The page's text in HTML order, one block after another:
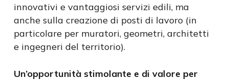
innovativi e vantaggiosi servizi edili, ma
anche sulla creazione di posti di lavoro (in
particolare per muratori, geometri, architetti
e ingegneri del territorio).
Un’opportunità stimolante e di valore per